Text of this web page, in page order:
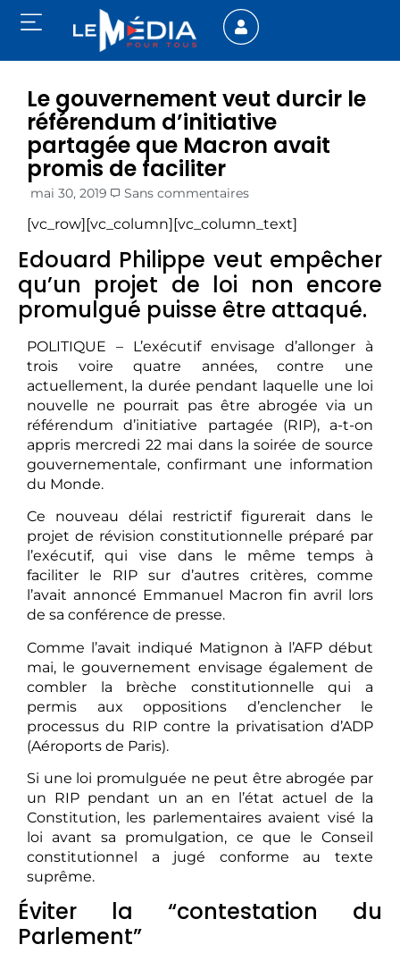
Le gouvernement veut durcir le
référendum d’initiative
partagée que Macron avait
promis de faciliter
mai 30, 2019 Sans commentaires
[vc_row][vc_column][vc_column_text]
Edouard Philippe veut empêcher
qu’un projet de loi non encore
promulgué puisse être attaqué.
POLITIQUE – L’exécutif envisage d’allonger à
trois voire quatre années, contre une
actuellement, la durée pendant laquelle une loi
nouvelle ne pourrait pas être abrogée via un
référendum d’initiative partagée (RIP), a-t-on
appris mercredi 22 mai dans la soirée de source
gouvernementale, confirmant une information
du Monde.
Ce nouveau délai restrictif figurerait dans le
projet de révision constitutionnelle préparé par
l’exécutif, qui vise dans le même temps à
faciliter le RIP sur d’autres critères, comme
l’avait annoncé Emmanuel Macron fin avril lors
de sa conférence de presse.
Comme l’avait indiqué Matignon à l’AFP début
mai, le gouvernement envisage également de
combler la brèche constitutionnelle qui a
permis aux oppositions d’enclencher le
processus du RIP contre la privatisation d’ADP
(Aéroports de Paris).
Si une loi promulguée ne peut être abrogée par
un RIP pendant un an en l’état actuel de la
Constitution, les parlementaires avaient visé la
loi avant sa promulgation, ce que le Conseil
constitutionnel a jugé conforme au texte
suprême.
Éviter la “contestation du
Parlement”